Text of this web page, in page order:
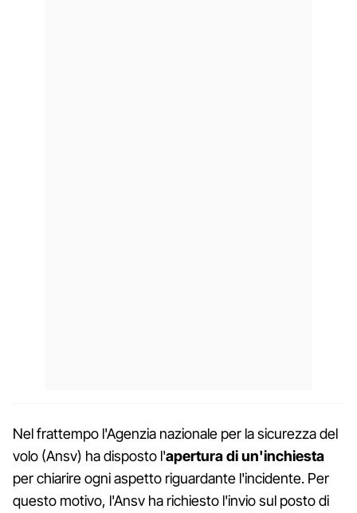
Nel frattempo l'Agenzia nazionale per la sicurezza del
volo (Ansv) ha disposto l'apertura di un'inchiesta
per chiarire ogni aspetto riguardante l'incidente. Per
questo motivo, l'Ansv ha richiesto l'invio sul posto di